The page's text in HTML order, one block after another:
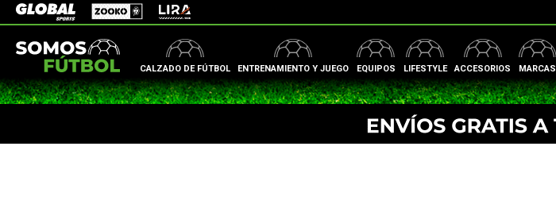
CALZADO DE FÚTBOL ENTRENAMIENTO Y JUEGO EQUIPOS LIFESTYLE ACCESORIOS MARCAS
Global Sports Zooko Lira